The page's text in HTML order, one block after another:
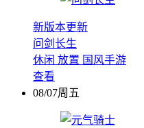
新版本更新
问剑长生
休闲 放置 国风手游
查看
08/07周五